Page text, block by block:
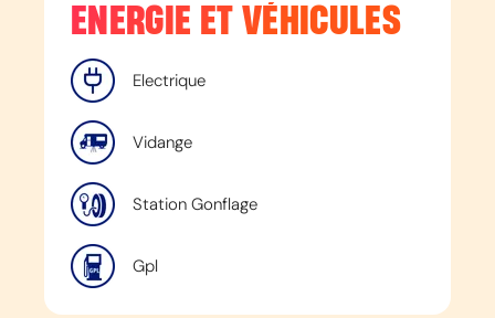
ENERGIE ET VÉHICULES
Electrique
Vidange
Station Gonflage
Gpl